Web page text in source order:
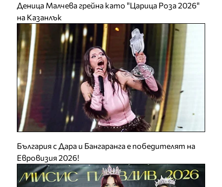
Деница Малчева грейна като "Царица Роза 2026"
на Казанлък
България с Дара и Бангаранга е победителят на
Евровизия 2026!